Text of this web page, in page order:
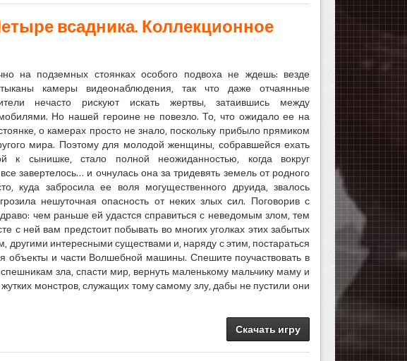
всадника. Коллекционное
на подземных стоянках особого подвоха не ждешь: везде
камеры видеонаблюдения, так что даже отчаянные
нечасто рискуют искать жертвы, затаившись между
Но нашей героине не повезло. То, что ожидало ее на
о камерах просто не знало, поскольку прибыло прямиком
мира. Поэтому для молодой женщины, собравшейся ехать
к сынишке, стало полной неожиданностью, когда вокруг
завертелось… и очнулась она за тридевять земель от родного
куда забросила ее воля могущественного друида, звалось
нешуточная опасность от неких злых сил. Поговорив с
чем раньше ей удастся справиться с неведомым злом, тем
с ней вам предстоит побывать во многих уголках этих забытых
другими интересными существами и, наряду с этим, постараться
объекты и части Волшебной машины. Спешите поучаствовать в
зла, спасти мир, вернуть маленькому мальчику маму и
жутких монстров, служащих тому самому злу, дабы не пустили они
Скачать игру